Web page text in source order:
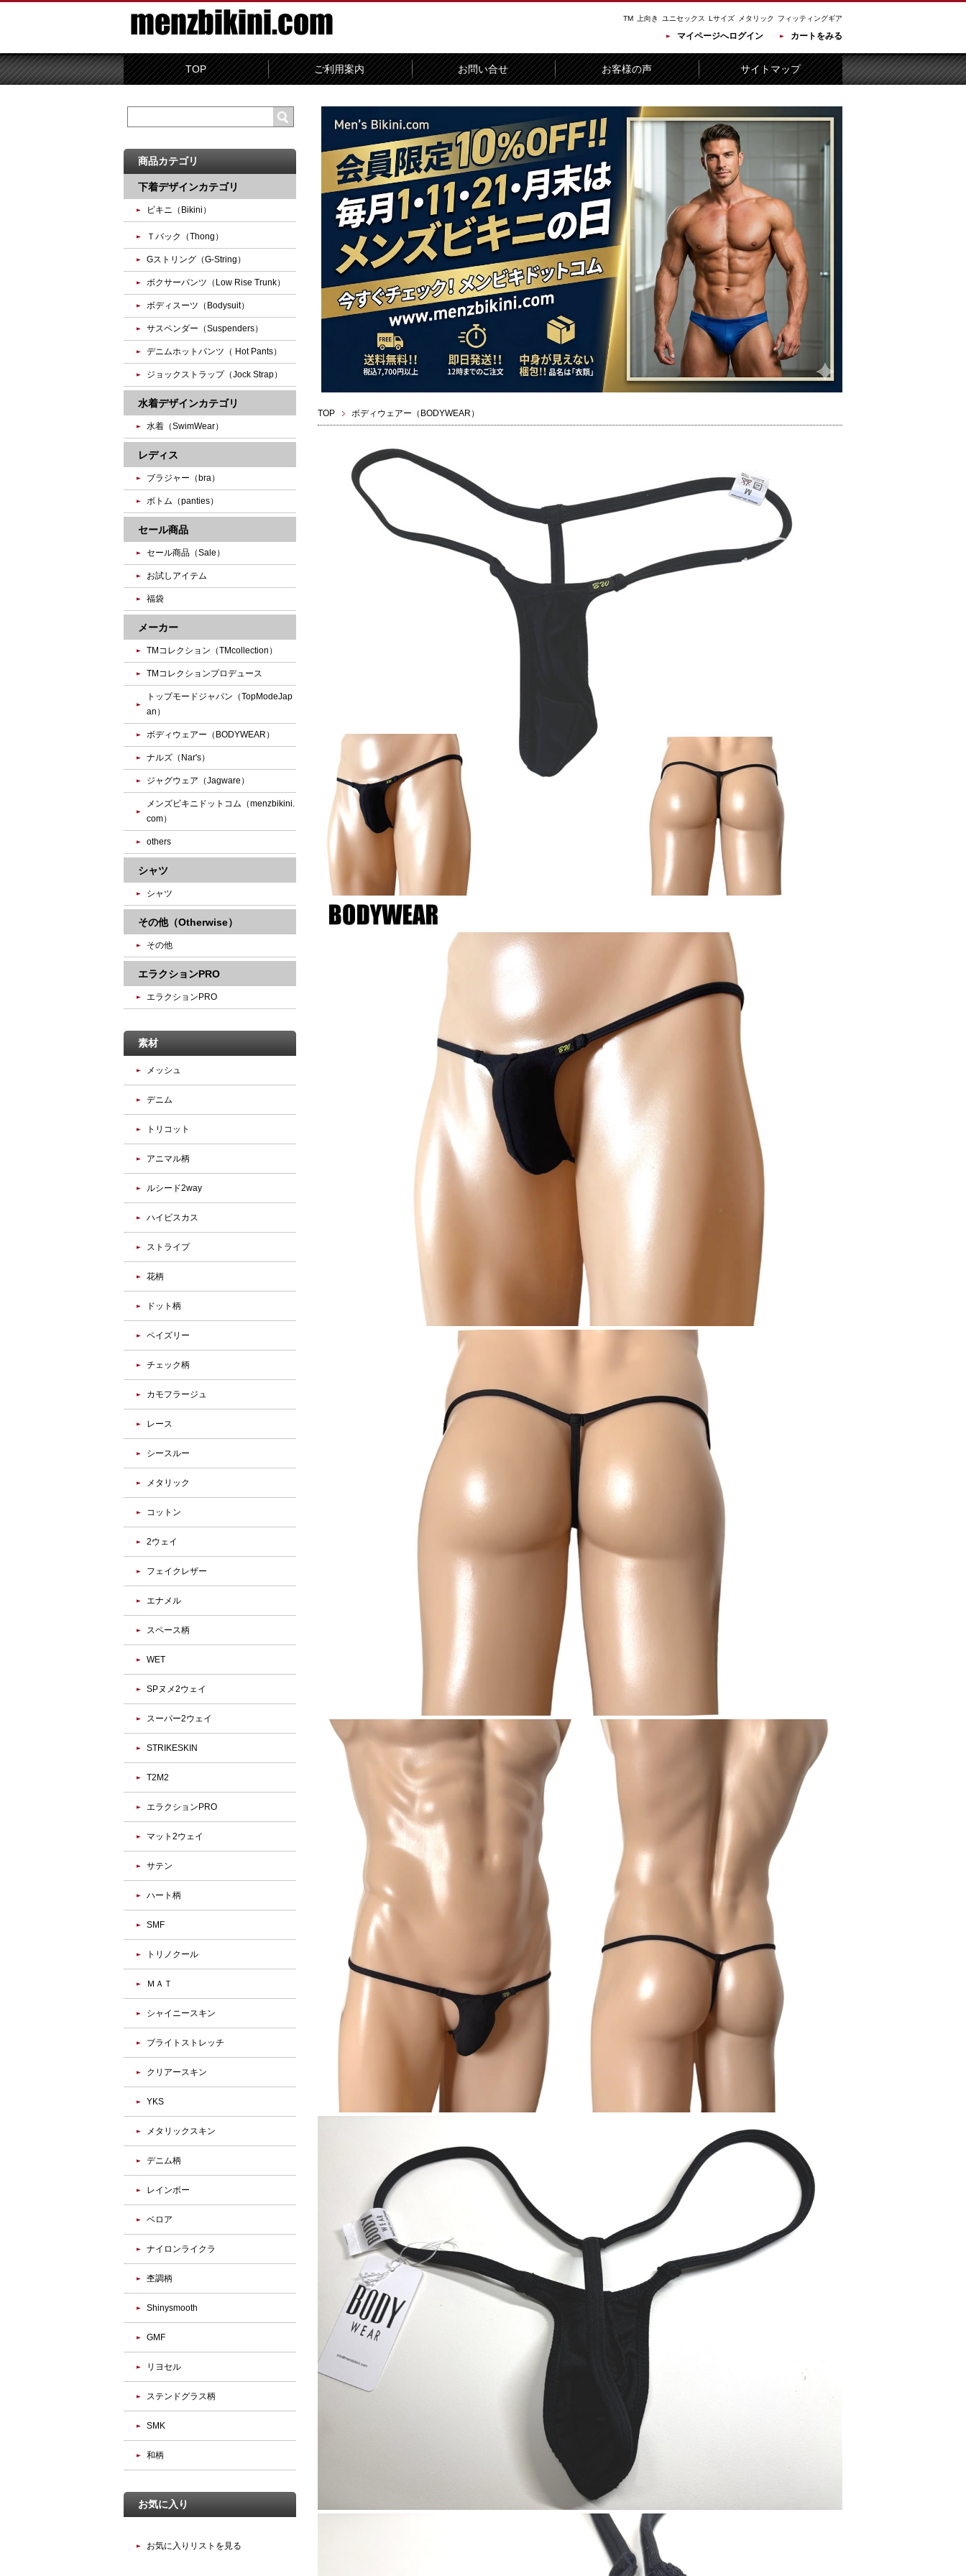
TM 上向き ユニセックス Lサイズ メタリック フィッティングギア
マイページへログイン カートをみる
TOP ご利用案内 お問い合せ お客様の声 サイトマップ
TOP ボディウェアー（BODYWEAR）
商品カテゴリ
下着デザインカテゴリ
ビキニ（Bikini）
Ｔバック（Thong）
Gストリング（G-String）
ボクサーパンツ（Low Rise Trunk）
ボディスーツ（Bodysuit）
サスペンダー（Suspenders）
デニムホットパンツ（ Hot Pants）
ジョックストラップ（Jock Strap）
水着デザインカテゴリ
水着（SwimWear）
レディス
ブラジャー（bra）
ボトム（panties）
セール商品
セール商品（Sale）
お試しアイテム
福袋
メーカー
TMコレクション（TMcollection）
TMコレクションプロデュース
トップモードジャパン（TopModeJap
an）
ボディウェアー（BODYWEAR）
ナルズ（Nar's）
ジャグウェア（Jagware）
メンズビキニドットコム（menzbikini.
com）
others
シャツ
シャツ
その他（Otherwise）
その他
エラクションPRO
エラクションPRO
素材
メッシュ
デニム
トリコット
アニマル柄
ルシード2way
ハイビスカス
ストライプ
花柄
ドット柄
ペイズリー
チェック柄
カモフラージュ
レース
シースルー
メタリック
コットン
2ウェイ
フェイクレザー
エナメル
スペース柄
WET
SPヌメ2ウェイ
スーパー2ウェイ
STRIKESKIN
T2M2
エラクションPRO
マット2ウェイ
サテン
ハート柄
SMF
トリノクール
ＭＡＴ
シャイニースキン
ブライトストレッチ
クリアースキン
YKS
メタリックスキン
デニム柄
レインボー
ベロア
ナイロンライクラ
杢調柄
Shinysmooth
GMF
リヨセル
ステンドグラス柄
SMK
和柄
お気に入り
お気に入りリストを見る